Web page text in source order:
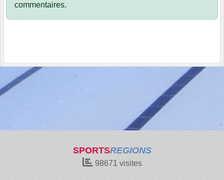
commentaires.
SPORTSREGIONS
98671 visites